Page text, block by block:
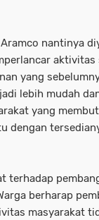
nantinya
yang
lebih mudah
yang
dengan
terhadap
berharap
masyarakat